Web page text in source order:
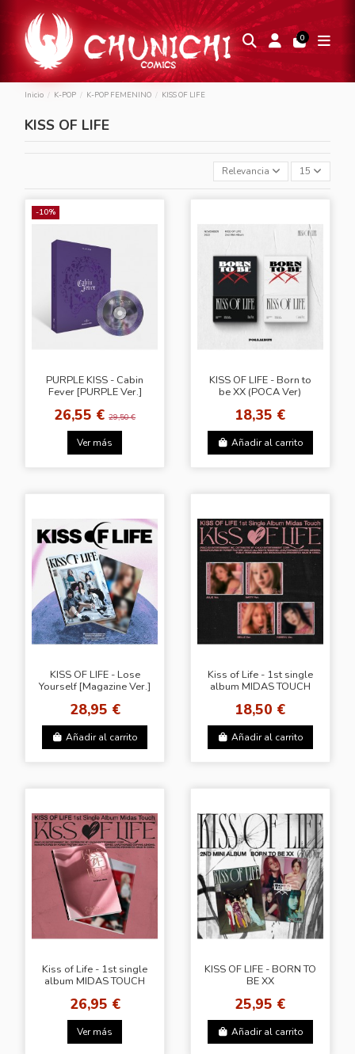
0
Inicio K-POP K-POP FEMENINO KISS OF LIFE
KISS OF LIFE
Relevancia 15
-10%
PURPLE KISS - Cabin
Fever [PURPLE Ver.]
26,55 €29,50 €
Ver más
KISS OF LIFE - Born to
be XX (POCA Ver)
18,35 €
Añadir al carrito
KISS OF LIFE - Lose
Yourself [Magazine Ver.]
28,95 €
Añadir al carrito
Kiss of Life - 1st single
album MIDAS TOUCH
18,50 €
Añadir al carrito
Kiss of Life - 1st single
album MIDAS TOUCH
26,95 €
Ver más
KISS OF LIFE - BORN TO
BE XX
25,95 €
Añadir al carrito